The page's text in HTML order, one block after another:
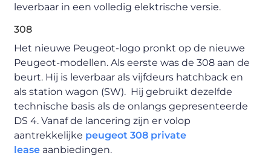
leverbaar in een volledig elektrische versie.
308
Het nieuwe Peugeot-logo pronkt op de nieuwe
Peugeot-modellen. Als eerste was de 308 aan de
beurt. Hij is leverbaar als vijfdeurs hatchback en
als station wagon (SW). Hij gebruikt dezelfde
technische basis als de onlangs gepresenteerde
DS 4. Vanaf de lancering zijn er volop
aantrekkelijke peugeot 308 private
lease aanbiedingen.